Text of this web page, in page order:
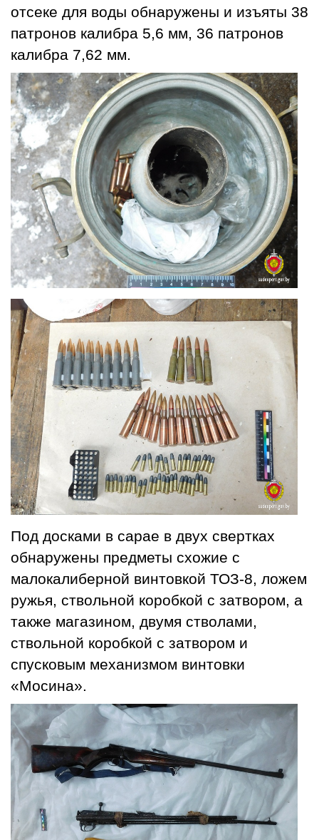
отсеке для воды обнаружены и изъяты 38
патронов калибра 5,6 мм, 36 патронов
калибра 7,62 мм.
Под досками в сарае в двух свертках
обнаружены предметы схожие с
малокалиберной винтовкой ТОЗ-8, ложем
ружья, ствольной коробкой с затвором, а
также магазином, двумя стволами,
ствольной коробкой с затвором и
спусковым механизмом винтовки
«Мосина».